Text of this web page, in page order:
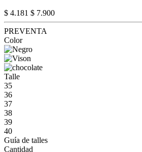
$ 4.181 $ 7.900
PREVENTA
Color
Talle
35
36
37
38
39
40
Guía de talles
Cantidad